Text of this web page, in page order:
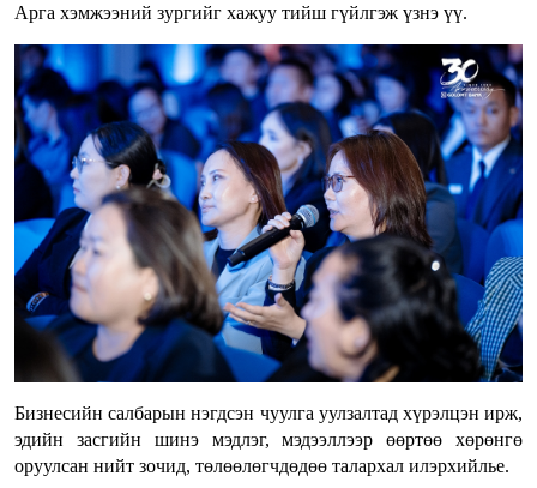
Арга хэмжээний зургийг хажуу тийш гүйлгэж үзнэ үү.
Бизнесийн салбарын нэгдсэн чуулга уулзалтад хүрэлцэн ирж,
эдийн засгийн шинэ мэдлэг, мэдээллээр өөртөө хөрөнгө
оруулсан нийт зочид, төлөөлөгчдөдөө талархал илэрхийлье.